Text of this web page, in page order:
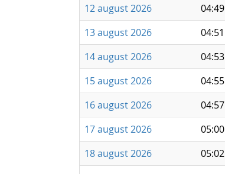
12 august 2026
04:49
13 august 2026
04:51
14 august 2026
04:53
15 august 2026
04:55
16 august 2026
04:57
17 august 2026
05:00
18 august 2026
05:02